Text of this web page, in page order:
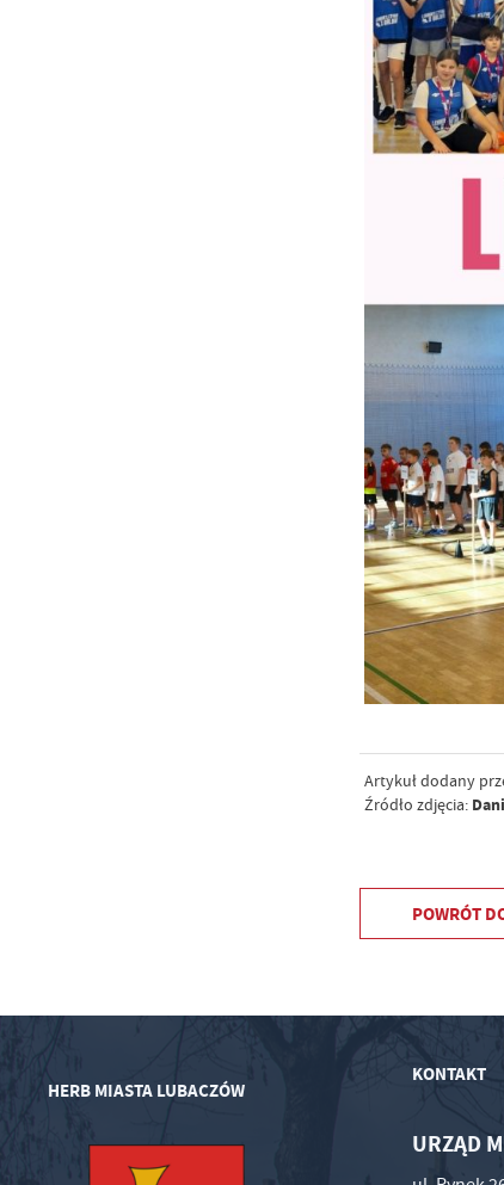
Artykuł dodany
Źródło zdjęcia:
POWRÓT
HERB MIASTA LUBACZÓW
KONTAKT
URZĄD